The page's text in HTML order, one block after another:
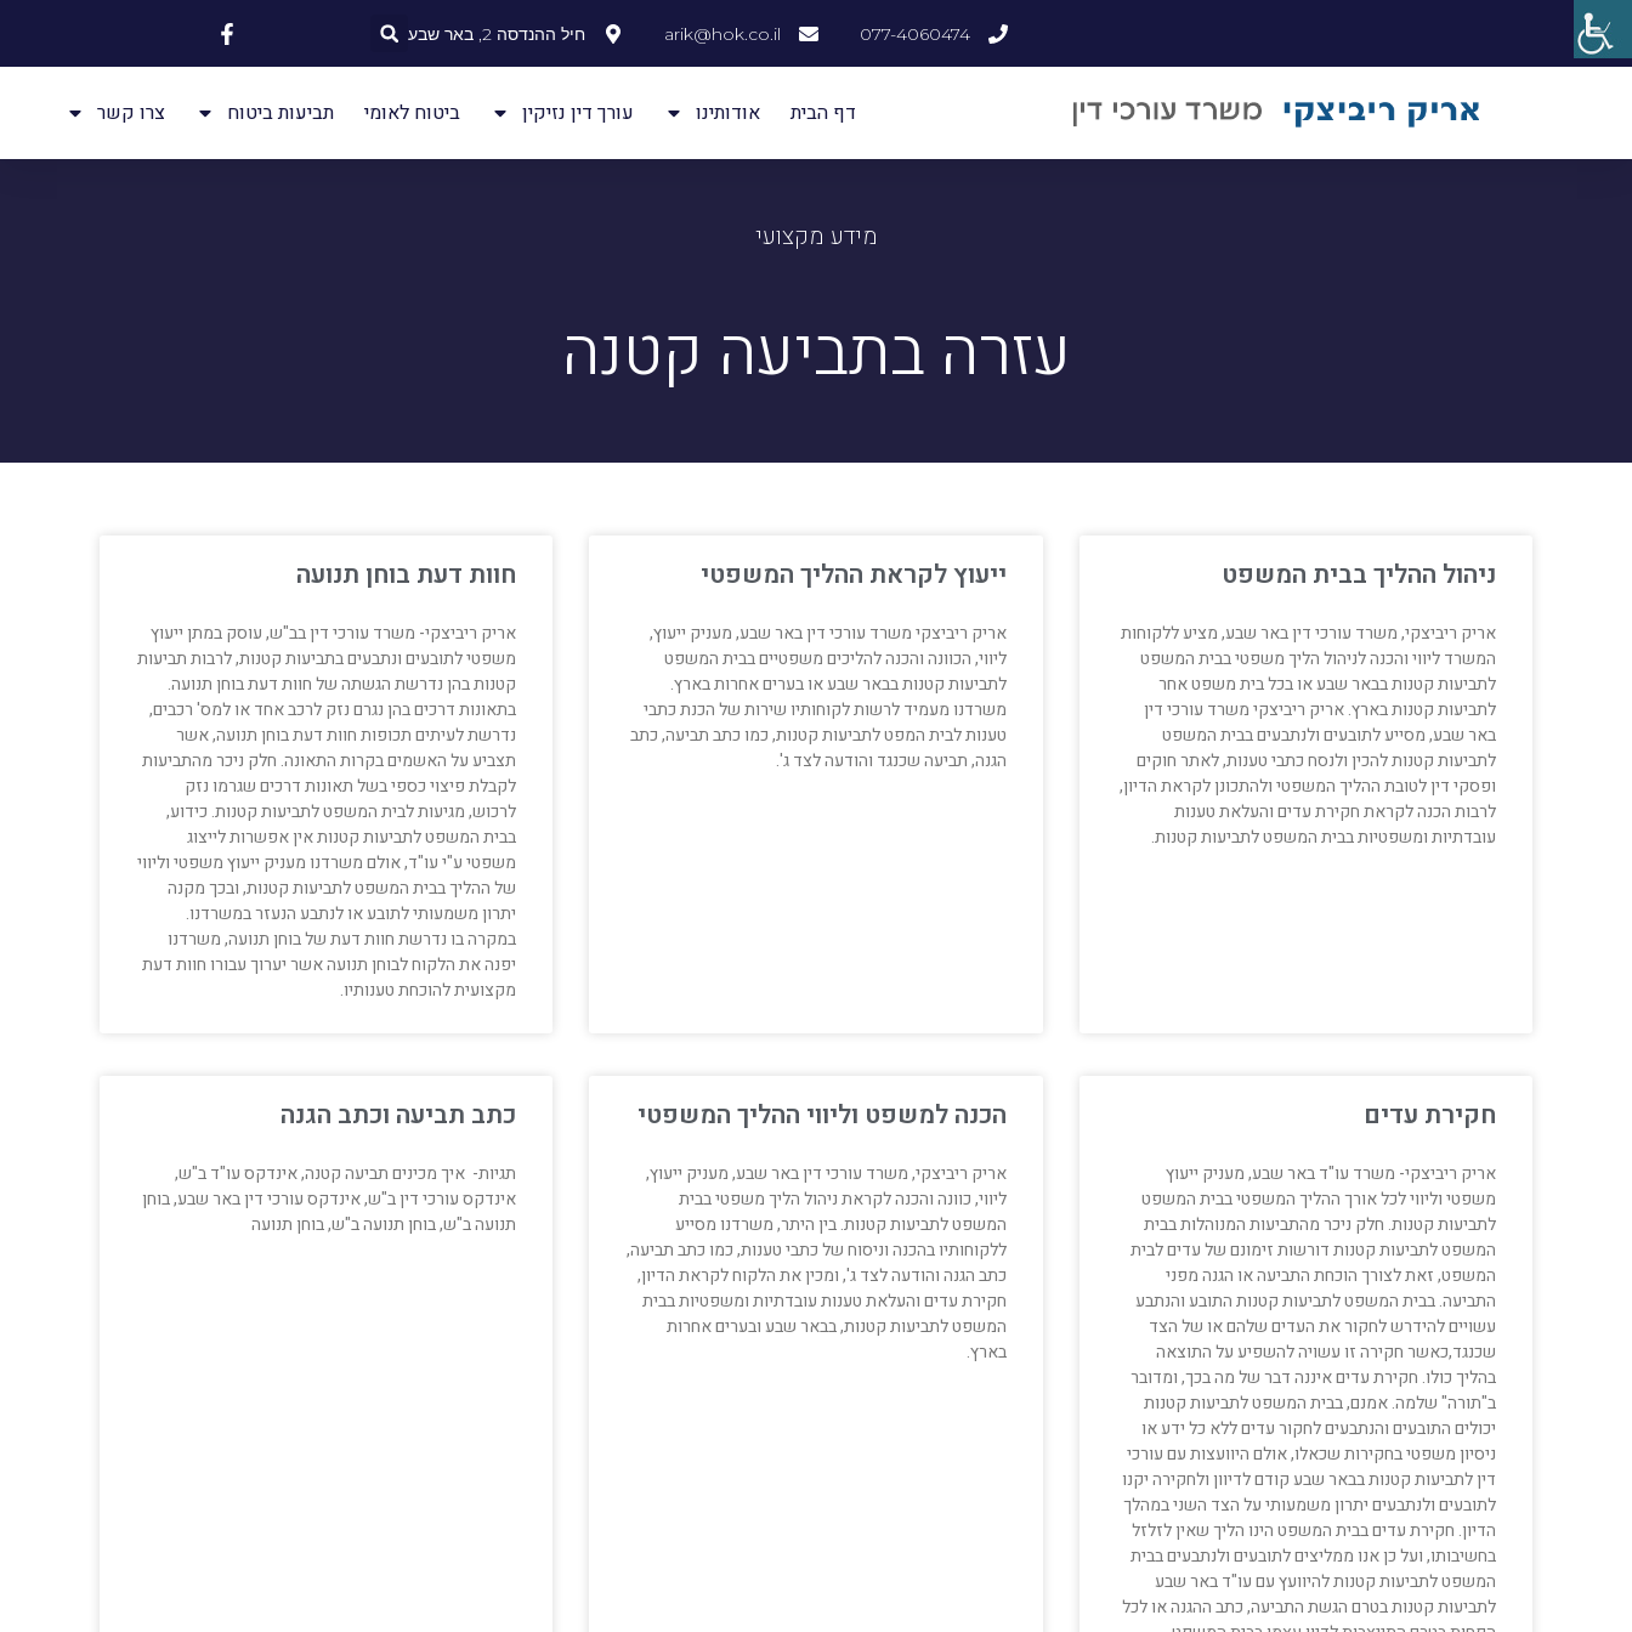
077-4060474
arik@hok.co.il חיל ההנדסה 2, באר שבע
דף הבית אודותינו עורך דין נזיקין ביטוח לאומי תביעות ביטוח צרו קשר
מידע מקצועי
עזרה בתביעה קטנה
ניהול ההליך בבית המשפט
אריק ריביצקי, משרד עורכי דין באר שבע, מציע ללקוחות
המשרד ליווי והכנה לניהול הליך משפטי בבית המשפט
לתביעות קטנות בבאר שבע או בכל בית משפט אחר
לתביעות קטנות בארץ. אריק ריביצקי משרד עורכי דין
באר שבע, מסייע לתובעים ולנתבעים בבית המשפט
לתביעות קטנות להכין ולנסח כתבי טענות, לאתר חוקים
ופסקי דין לטובת ההליך המשפטי ולהתכונן לקראת הדיון,
לרבות הכנה לקראת חקירת עדים והעלאת טענות
עובדתיות ומשפטיות בבית המשפט לתביעות קטנות.
ייעוץ לקראת ההליך המשפטי
אריק ריביצקי משרד עורכי דין באר שבע, מעניק ייעוץ,
ליווי, הכוונה והכנה להליכים משפטיים בבית המשפט
לתביעות קטנות בבאר שבע או בערים אחרות בארץ.
משרדנו מעמיד לרשות לקוחותיו שירות של הכנת כתבי
טענות לבית המפט לתביעות קטנות, כמו כתב תביעה, כתב
הגנה, תביעה שכנגד והודעה לצד ג'.
חוות דעת בוחן תנועה
אריק ריביצקי- משרד עורכי דין בב"ש, עוסק במתן ייעוץ
משפטי לתובעים ונתבעים בתביעות קטנות, לרבות תביעות
קטנות בהן נדרשת הגשתה של חוות דעת בוחן תנועה.
בתאונות דרכים בהן נגרם נזק לרכב אחד או למס' רכבים,
נדרשת לעיתים תכופות חוות דעת בוחן תנועה, אשר
תצביע על האשמים בקרות התאונה. חלק ניכר מהתביעות
לקבלת פיצוי כספי בשל תאונות דרכים שגרמו נזק
לרכוש, מגיעות לבית המשפט לתביעות קטנות. כידוע,
בבית המשפט לתביעות קטנות אין אפשרות לייצוג
משפטי ע"י עו"ד, אולם משרדנו מעניק ייעוץ משפטי וליווי
של ההליך בבית המשפט לתביעות קטנות, ובכך מקנה
יתרון משמעותי לתובע או לנתבע הנעזר במשרדנו.
במקרה בו נדרשת חוות דעת של בוחן תנועה, משרדנו
יפנה את הלקוח לבוחן תנועה אשר יערוך עבורו חוות דעת
מקצועית להוכחת טענותיו.
חקירת עדים
אריק ריביצקי- משרד עו"ד באר שבע, מעניק ייעוץ
משפטי וליווי לכל אורך ההליך המשפטי בבית המשפט
לתביעות קטנות. חלק ניכר מהתביעות המנוהלות בבית
המשפט לתביעות קטנות דורשות זימונם של עדים לבית
המשפט, זאת לצורך הוכחת התביעה או הגנה מפני
התביעה. בבית המשפט לתביעות קטנות התובע והנתבע
עשויים להידרש לחקור את העדים שלהם או של הצד
שכנגד,כאשר חקירה זו עשויה להשפיע על התוצאה
בהליך כולו. חקירת עדים איננה דבר של מה בכך, ומדובר
ב"תורה" שלמה. אמנם, בבית המשפט לתביעות קטנות
יכולים התובעים והנתבעים לחקור עדים ללא כל ידע או
ניסיון משפטי בחקירות שכאלו, אולם היוועצות עם עורכי
דין לתביעות קטנות בבאר שבע קודם לדיוון ולחקירה יקנו
לתובעים ולנתבעים יתרון משמעותי על הצד השני במהלך
הדיון. חקירת עדים בבית המשפט הינו הליך שאין לזלזל
בחשיבותו, ועל כן אנו ממליצים לתובעים ולנתבעים בבית
המשפט לתביעות קטנות להיוועץ עם עו"ד באר שבע
לתביעות קטנות בטרם הגשת התביעה, כתב ההגנה או לכל
הכנה למשפט וליווי ההליך המשפטי
אריק ריביצקי, משרד עורכי דין באר שבע, מעניק ייעוץ,
ליווי, כוונה והכנה לקראת ניהול הליך משפטי בבית
המשפט לתביעות קטנות. בין היתר, משרדנו מסייע
ללקוחותיו בהכנה וניסוח של כתבי טענות, כמו כתב תביעה,
כתב הגנה והודעה לצד ג', ומכין את הלקוח לקראת הדיון,
חקירת עדים והעלאת טענות עובדתיות ומשפטיות בבית
המשפט לתביעות קטנות, בבאר שבע ובערים אחרות
בארץ.
כתב תביעה וכתב הגנה
תגיות- איך מכינים תביעה קטנה, אינדקס עו"ד ב"ש,
אינדקס עורכי דין ב"ש, אינדקס עורכי דין באר שבע, בוחן
תנועה ב"ש, בוחן תנועה ב"ש, בוחן תנועה